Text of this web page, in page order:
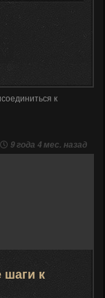
к
9 года 4 мес. назад
к